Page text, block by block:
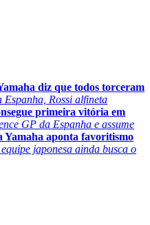
diz que todos torceram
Espanha, Rossi alfineta
primeira vitória em
GP da Espanha e assume
Yamaha aponta favoritismo
japonesa ainda busca o